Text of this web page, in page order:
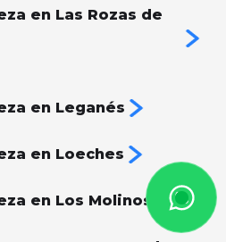
en Las Rozas de
en Leganés
en Loeches
en Los Molinos